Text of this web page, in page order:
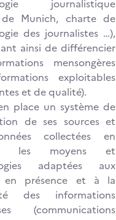
journalistique
Munich, charte de
des journalistes …),
ainsi de différencier
mensongères
exploitables
et de qualité).
place un système de
de ses sources et
collectées en
les moyens et
adaptées aux
en présence et à la
des informations
(communications